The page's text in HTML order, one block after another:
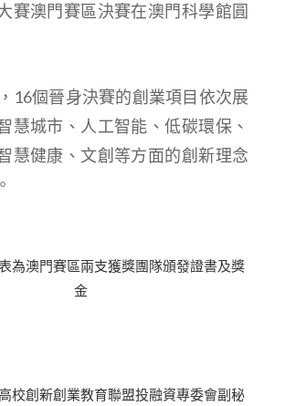
賽澳門賽區決賽在澳門科學館圓
16個晉身決賽的創業項目依次展
慧城市、人工智能、低碳環保、
慧健康、文創等方面的創新理念
為澳門賽區兩支獲獎團隊頒發證書及獎
金
校創新創業教育聯盟投融資專委會副秘